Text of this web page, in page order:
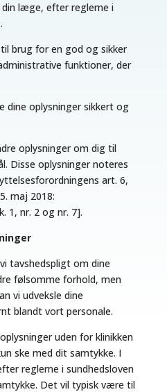
din læge, efter reglerne i
brug for en god og sikker
funktioner, der
dine oplysninger sikkert og
oplysninger om dig til
Disse oplysninger noteres
art. 6,
maj 2018:
1, nr. 2 og nr. 7].
tavshedspligt om dine
følsomme forhold, men
vi udveksle dine
blandt vort personale.
uden for klinikken
ske med dit samtykke. I
reglerne i sundhedsloven
Det vil typisk være til